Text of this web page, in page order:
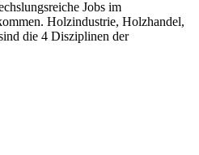
Jobs im
Holzindustrie, Holzhandel,
die 4 Disziplinen der